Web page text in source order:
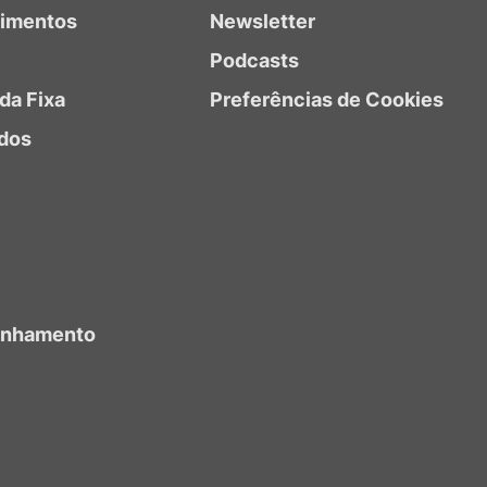
Fixa
Newsletter
Podcasts
Preferências de Cookies